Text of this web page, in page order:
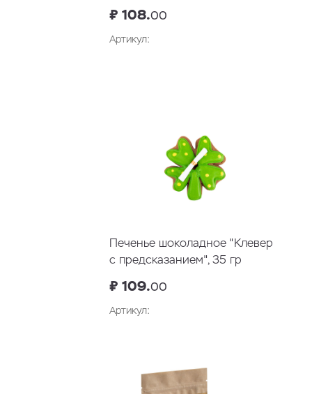
₽ 108.00
Артикул:
Печенье шоколадное "Клевер
с предсказанием", 35 гр
₽ 109.00
Артикул: